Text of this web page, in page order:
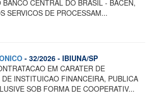
BANCO CENTRAL DO BRASIL - BACEN,
SERVICOS DE PROCESSAM...
- 32/2026 - IBIUNA/SP
EM CARATER DE
DE INSTITUICAO FINANCEIRA, PUBLICA
SOB FORMA DE COOPERATIV...